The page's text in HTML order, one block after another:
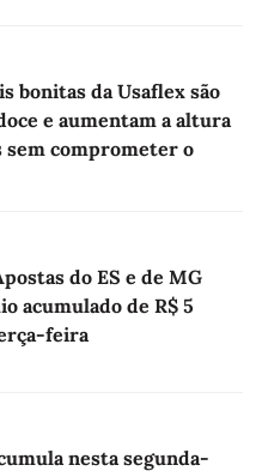
bonitas da Usaflex são
e aumentam a altura
comprometer o
do ES e de MG
acumulado de R$ 5
feira
nesta segunda-